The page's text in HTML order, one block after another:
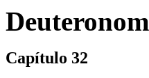
Capítulo 32